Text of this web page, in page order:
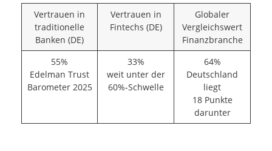
Vertrauen in
traditionelle
Banken (DE)
Vertrauen in
Fintechs (DE)
Globaler
Vergleichswert
Finanzbranche
55%
Edelman Trust
Barometer 2025
33%
weit unter der
60%-Schwelle
64%
Deutschland
liegt
18 Punkte
darunter